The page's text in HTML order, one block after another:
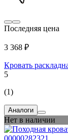
Последняя цена
3 368 ₽
Кровать
5
(1)
Аналоги
Нет в наличии